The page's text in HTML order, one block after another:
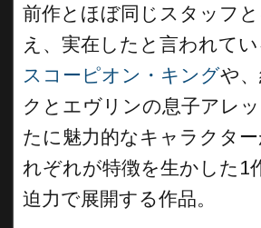
前作とほぼ同じスタッフ
え、実在したと言われてい
スコーピオン・キングや
クとエヴリンの息子アレ
たに魅力的なキャラクタ
れぞれが特徴を生かした1
迫力で展開する作品。